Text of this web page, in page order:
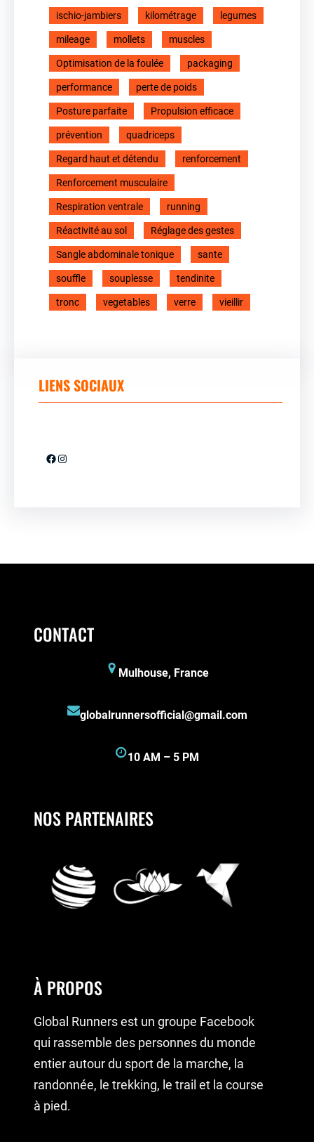
ischio-jambiers kilométrage legumes
mileage mollets muscles
Optimisation de la foulée packaging
performance perte de poids
Posture parfaite Propulsion efficace
prévention quadriceps
Regard haut et détendu renforcement
Renforcement musculaire
Respiration ventrale running
Réactivité au sol Réglage des gestes
Sangle abdominale tonique sante
souffle souplesse tendinite
tronc vegetables verre vieillir
LIENS SOCIAUX
Facebook Instagram
À PROPOS
Global Runners est un groupe Facebook
qui rassemble des personnes du monde
entier autour du sport de la marche, la
randonnée, le trekking, le trail et la course
à pied.
NOS PARTENAIRES
CONTACT
Mulhouse, France
globalrunnersofficial@gmail.com
10 AM – 5 PM